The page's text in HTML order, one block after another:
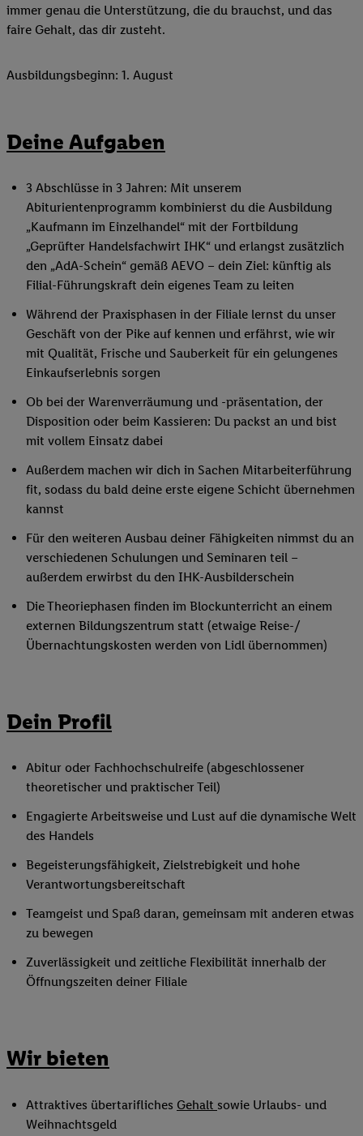
immer genau die Unterstützung, die du brauchst, und das
faire Gehalt, das dir zusteht.
Ausbildungsbeginn: 1. August
Deine Aufgaben
3 Abschlüsse in 3 Jahren: Mit unserem
Abiturientenprogramm kombinierst du die Ausbildung
„Kaufmann im Einzelhandel“ mit der Fortbildung
„Geprüfter Handelsfachwirt IHK“ und erlangst zusätzlich
den „AdA-Schein“ gemäß AEVO – dein Ziel: künftig als
Filial-Führungskraft dein eigenes Team zu leiten
Während der Praxisphasen in der Filiale lernst du unser
Geschäft von der Pike auf kennen und erfährst, wie wir
mit Qualität, Frische und Sauberkeit für ein gelungenes
Einkaufserlebnis sorgen
Ob bei der Warenverräumung und -präsentation, der
Disposition oder beim Kassieren: Du packst an und bist
mit vollem Einsatz dabei
Außerdem machen wir dich in Sachen Mitarbeiterführung
fit, sodass du bald deine erste eigene Schicht übernehmen
kannst
Für den weiteren Ausbau deiner Fähigkeiten nimmst du an
verschiedenen Schulungen und Seminaren teil –
außerdem erwirbst du den IHK-Ausbilderschein
Die Theoriephasen finden im Blockunterricht an einem
externen Bildungszentrum statt (etwaige Reise-/
Übernachtungskosten werden von Lidl übernommen)
Dein Profil
Abitur oder Fachhochschulreife (abgeschlossener
theoretischer und praktischer Teil)
Engagierte Arbeitsweise und Lust auf die dynamische Welt
des Handels
Begeisterungsfähigkeit, Zielstrebigkeit und hohe
Verantwortungsbereitschaft
Teamgeist und Spaß daran, gemeinsam mit anderen etwas
zu bewegen
Zuverlässigkeit und zeitliche Flexibilität innerhalb der
Öffnungszeiten deiner Filiale
Wir bieten
Attraktives übertarifliches Gehalt sowie Urlaubs- und
Weihnachtsgeld